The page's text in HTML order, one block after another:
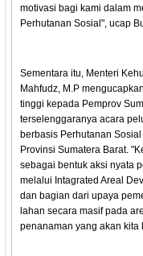
motivasi bagi kami dalam
Perhutanan Sosial", ucap
Sementara itu, Menteri
Mahfudz, M.P
tinggi kepada Pemprov
terselenggaranya acara
berbasis Perhutanan
Provinsi Sumatera Barat.
sebagai bentuk aksi nyata
melalui Intagrated Areal
dan bagian dari upaya
lahan secara masif pada
penanaman yang akan kita